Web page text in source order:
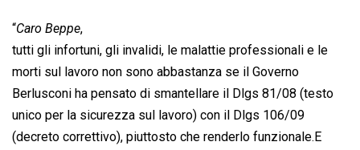
“Caro Beppe,
tutti gli infortuni, gli invalidi, le malattie professionali e le
morti sul lavoro non sono abbastanza se il Governo
Berlusconi ha pensato di smantellare il Dlgs 81/08 (testo
unico per la sicurezza sul lavoro) con il Dlgs 106/09
(decreto correttivo), piuttosto che renderlo funzionale.E